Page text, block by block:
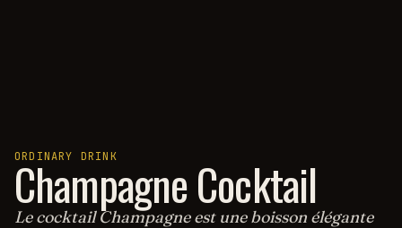
ORDINARY DRINK
Champagne Cocktail
Le cocktail Champagne est une boisson élégante